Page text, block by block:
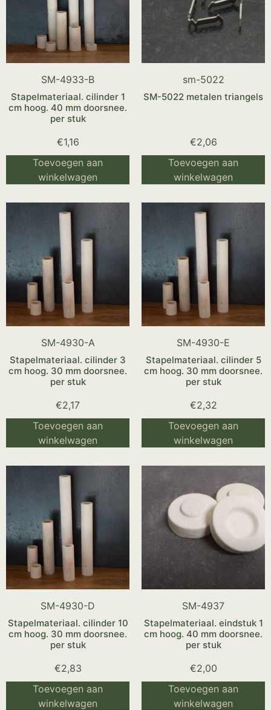
SM-4933-B
Stapelmateriaal. cilinder 1
cm hoog. 40 mm doorsnee.
per stuk
€1,16
Toevoegen aan
winkelwagen
sm-5022
SM-5022 metalen triangels
€2,06
Toevoegen aan
winkelwagen
SM-4930-A
Stapelmateriaal. cilinder 3
cm hoog. 30 mm doorsnee.
per stuk
€2,17
Toevoegen aan
winkelwagen
SM-4930-E
Stapelmateriaal. cilinder 5
cm hoog. 30 mm doorsnee.
per stuk
€2,32
Toevoegen aan
winkelwagen
SM-4930-D
Stapelmateriaal. cilinder 10
cm hoog. 30 mm doorsnee.
per stuk
€2,83
Toevoegen aan
winkelwagen
SM-4937
Stapelmateriaal. eindstuk 1
cm hoog. 40 mm doorsnee.
per stuk
€2,00
Toevoegen aan
winkelwagen